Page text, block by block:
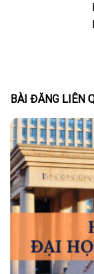
BÀI ĐĂNG LIÊN